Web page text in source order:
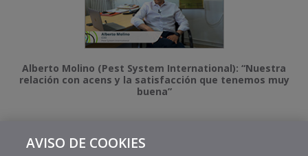
Alberto Molino (Pest System International): “Nuestra
relación con acens y la satisfacción que tenemos muy
buena”
AVISO DE COOKIES